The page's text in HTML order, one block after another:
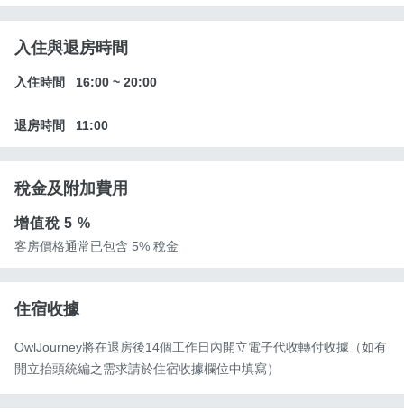
入住與退房時間
入住時間 16:00 ~ 20:00
退房時間 11:00
稅金及附加費用
增值稅5 %
客房價格通常已包含 5% 稅金
住宿收據
OwlJourney將在退房後14個工作日內開立電子代收轉付收據（如有
開立抬頭統編之需求請於住宿收據欄位中填寫）